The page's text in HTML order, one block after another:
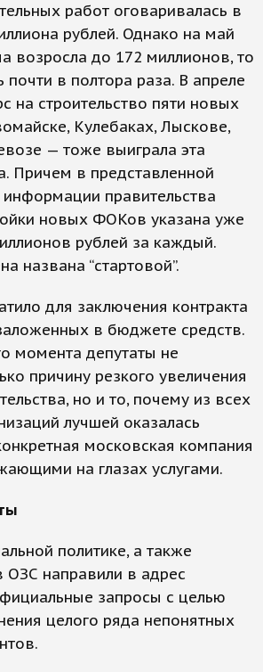
работ оговаривалась в
рублей. Однако на май
возросла до 172 миллионов, то
почти в полтора раза. В апреле
на строительство пяти новых
Кулебаках, Лыскове,
— тоже выиграла эта
Причем в представленной
правительства
новых ФОКов указана уже
рублей за каждый.
названа “стартовой”.
для заключения контракта
в бюджете средств.
момента депутаты не
причину резкого увеличения
но и то, почему из всех
лучшей оказалась
московская компания
на глазах услугами.
политике, а также
направили в адрес
запросы с целью
целого ряда непонятных